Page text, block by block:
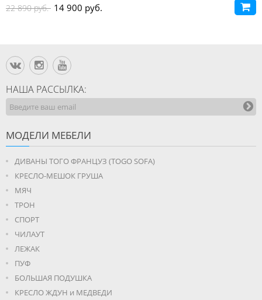
22 890 руб. 14 900 руб.
НАША РАССЫЛКА:
МОДЕЛИ МЕБЕЛИ
ДИВАНЫ ТОГО ФРАНЦУЗ (TOGO SOFA)
КРЕСЛО-МЕШОК ГРУША
МЯЧ
ТРОН
СПОРТ
ЧИЛАУТ
ЛЕЖАК
ПУФ
БОЛЬШАЯ ПОДУШКА
КРЕСЛО ЖДУН и МЕДВЕДИ